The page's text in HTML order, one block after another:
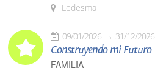
Ledesma
09/01/2026 31/12/2026
Construyendo mi Futuro
FAMILIA